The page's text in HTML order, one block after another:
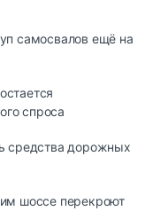
самосвалов ещё на
спроса
средства дорожных
шоссе перекроют